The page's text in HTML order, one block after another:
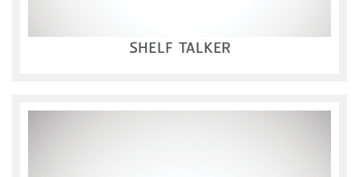
SHELF TALKER